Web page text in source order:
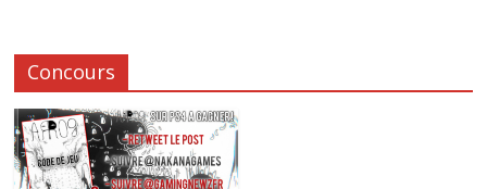
Concours